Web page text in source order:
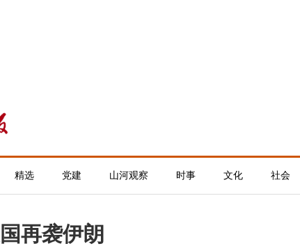
精选 党建 山河观察 时事 文化 社会
再袭伊朗